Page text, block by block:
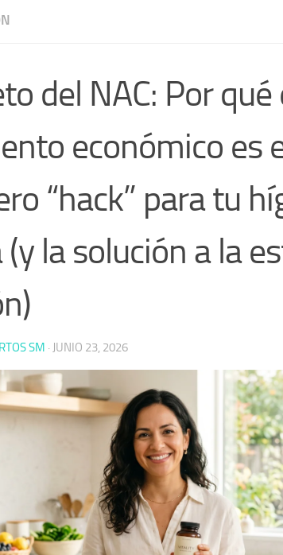
del NAC: Por
económico es
“hack” para tu
la solución a la
SM · JUNIO 23, 2026